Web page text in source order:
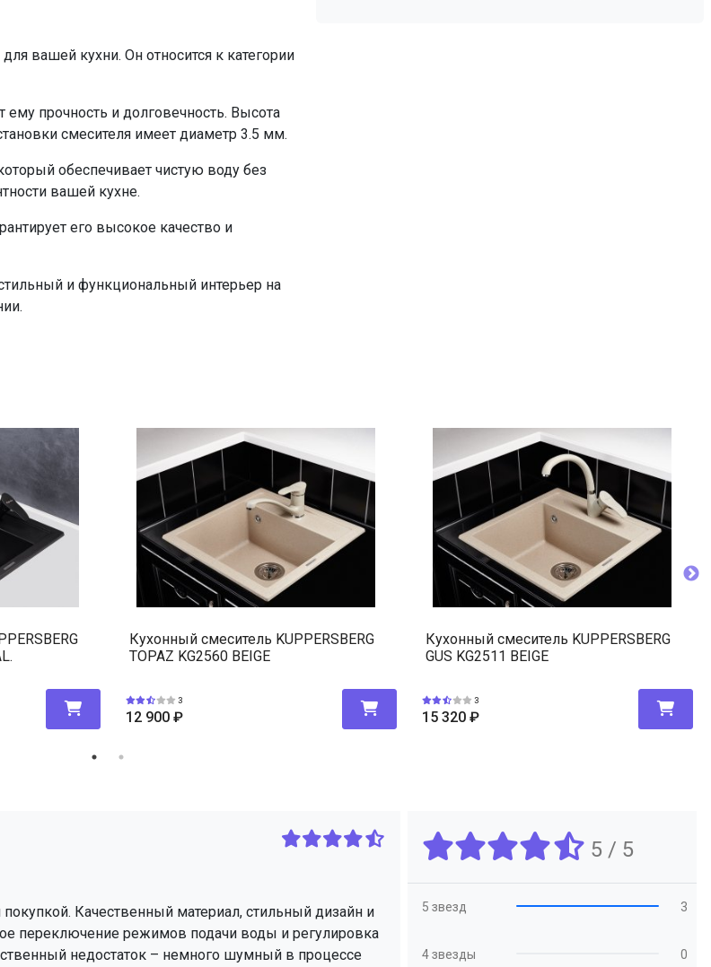
вашей кухни. Он относится к категории
прочность и долговечность. Высота
смесителя имеет диаметр 3.5 мм.
обеспечивает чистую воду без
вашей кухне.
его высокое качество и
стильный и функциональный интерьер на
Кухонный смеситель KUPPERSBERG
TOPAZ KG2560 BEIGE
3
12 900 ₽
Кухонный смеситель KUPPERSBERG
GUS KG2511 BEIGE
3
15 320 ₽
Качественный материал, стильный дизайн и
переключение режимов подачи воды и регулировка
недостаток – немного шумный в процессе
5 / 5
5 звезд 3
4 звезды 0